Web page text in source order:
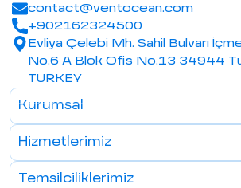
contact@ventocean.com
+902162324500
Evliya Çelebi Mh. Sahil Bulvarı
No.6 A Blok Ofis No.13 34944
TURKEY
Kurumsal
Hizmetlerimiz
Temsilciliklerimiz